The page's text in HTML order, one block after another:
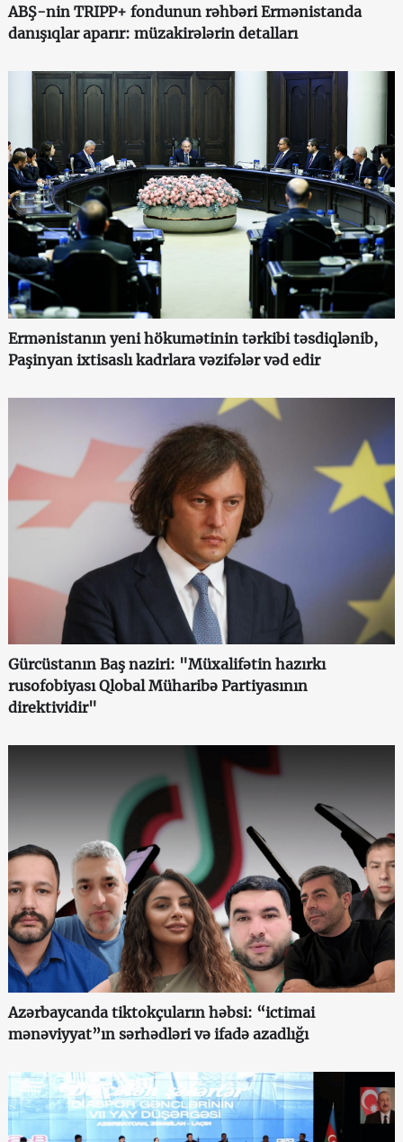
ABŞ-nin TRIPP+ fondunun rəhbəri Ermənistanda
danışıqlar aparır: müzakirələrin detalları
Ermənistanın yeni hökumətinin tərkibi təsdiqlənib,
Paşinyan ixtisaslı kadrlara vəzifələr vəd edir
Gürcüstanın Baş naziri: "Müxalifətin hazırkı
rusofobiyası Qlobal Müharibə Partiyasının
direktividir"
Azərbaycanda tiktokçuların həbsi: “ictimai
mənəviyyat”ın sərhədləri və ifadə azadlığı